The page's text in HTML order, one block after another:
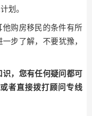
划。
购房移民的条件有所
步了解，不要犹豫，
，您有任何疑问都可
者直接拨打顾问专线